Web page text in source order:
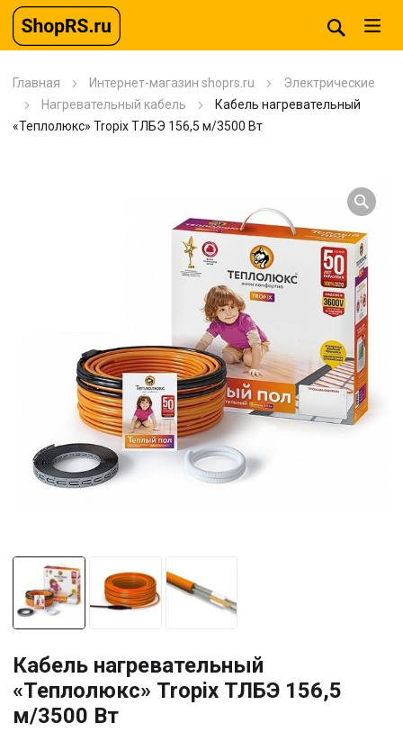
Главная Интернет-магазин shoprs.ru
Электрические
Нагревательный кабель
Кабель нагревательный
«Теплолюкс» Tropix ТЛБЭ 156,5 м/3500 Вт
Кабель нагревательный
«Теплолюкс» Tropix ТЛБЭ 156,5
м/3500 Вт